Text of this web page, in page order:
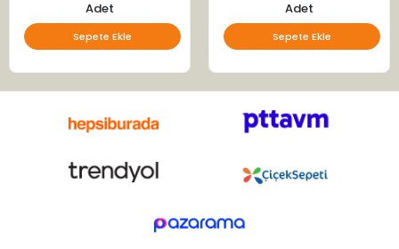
Adet
Sepete Ekle
Adet
Sepete Ekle